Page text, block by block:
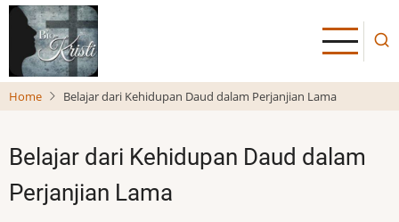
Skip
main
content
Home Belajar dari Kehidupan Daud dalam Perjanjian Lama
Belajar dari Kehidupan Daud dalam
Perjanjian Lama